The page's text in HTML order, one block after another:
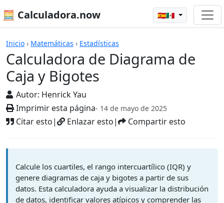
🧮 Calculadora.now 🇪🇸🇲🇽
Inicio › Matemáticas › Estadísticas
Calculadora de Diagrama de
Caja y Bigotes
Autor: Henrick Yau
Imprimir esta página- 14 de mayo de 2025
Citar esto| Enlazar esto| Compartir esto
Calculadora de Diagrama de Caja y
Calcule los cuartiles, el rango intercuartílico (IQR) y
genere diagramas de caja y bigotes a partir de sus
datos. Esta calculadora ayuda a visualizar la distribución
de datos, identificar valores atípicos y comprender las